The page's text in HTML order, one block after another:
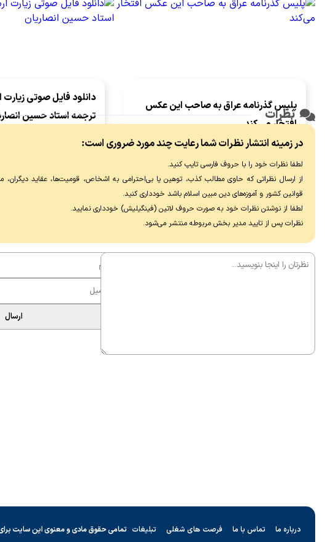
پلیس گذرنامه عراق به صاحب این عکس
افتخار می‌کند
به گزارش جهت پرس؛ پلیس گذرنامه عراق به
صاحب این عکس افتخار می‌کند.
دانلود فایل صوتی
ترجمه استاد حسین
شیخ طوسی در کتاب
رکعت نماز خواندن که مراد
هر شب و روز است و زیارت
خاک نهادن و بلند گفتن
نظرات
در زمینه انتشار نظرات شما رعایت چند مورد ضروری است:
لطفا نظرات خود را با حروف فارسی تایپ کنید.
از ارسال نظراتی که حاوی مطالب کذب، توهین یا بی‌احترامی به اشخاص، قومیت‌ها، عقاید دیگران،
قوانین کشور و آموزه‌های دین مبین اسلام باشد خودداری کنید.
لطفا از نوشتن نظرات خود به صورت حروف لاتین (فینگیلیش) خودداری نماييد.
نظرات پس از تایید مدیر بخش مربوطه منتشر می‌شود.
ارسال
درباره ما تماس با ما فرصت های شغلی تبلیغات تمامی حقوق مادی و معنوی این سایت